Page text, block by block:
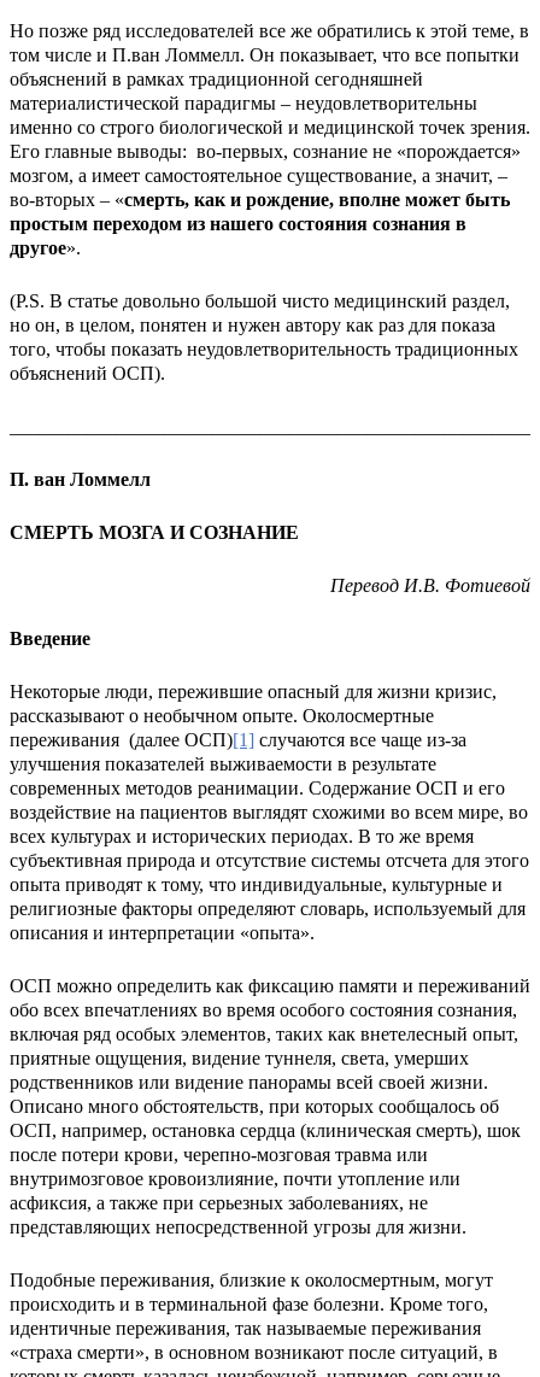
Но позже ряд исследователей все же обратились к этой теме, в
том числе и П.ван Ломмелл. Он показывает, что все попытки
объяснений в рамках традиционной сегодняшней
материалистической парадигмы – неудовлетворительны
именно со строго биологической и медицинской точек зрения.
Его главные выводы: во-первых, сознание не «порождается»
мозгом, а имеет самостоятельное существование, а значит, –
во-вторых – «смерть, как и рождение, вполне может быть
простым переходом из нашего состояния сознания в
другое».
(P.S. В статье довольно большой чисто медицинский раздел,
но он, в целом, понятен и нужен автору как раз для показа
того, чтобы показать неудовлетворительность традиционных
объяснений ОСП).
П. ван Ломмелл
СМЕРТЬ МОЗГА И СОЗНАНИЕ
Перевод И.В. Фотиевой
Введение
Некоторые люди, пережившие опасный для жизни кризис,
рассказывают о необычном опыте. Околосмертные
переживания (далее ОСП)[1] случаются все чаще из-за
улучшения показателей выживаемости в результате
современных методов реанимации. Содержание ОСП и его
воздействие на пациентов выглядят схожими во всем мире, во
всех культурах и исторических периодах. В то же время
субъективная природа и отсутствие системы отсчета для этого
опыта приводят к тому, что индивидуальные, культурные и
религиозные факторы определяют словарь, используемый для
описания и интерпретации «опыта».
ОСП можно определить как фиксацию памяти и переживаний
обо всех впечатлениях во время особого состояния сознания,
включая ряд особых элементов, таких как внетелесный опыт,
приятные ощущения, видение туннеля, света, умерших
родственников или видение панорамы всей своей жизни.
Описано много обстоятельств, при которых сообщалось об
ОСП, например, остановка сердца (клиническая смерть), шок
после потери крови, черепно-мозговая травма или
внутримозговое кровоизлияние, почти утопление или
асфиксия, а также при серьезных заболеваниях, не
представляющих непосредственной угрозы для жизни.
Подобные переживания, близкие к околосмертным, могут
происходить и в терминальной фазе болезни. Кроме того,
идентичные переживания, так называемые переживания
«страха смерти», в основном возникают после ситуаций, в